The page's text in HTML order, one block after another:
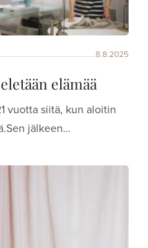
8.8.2025
elämää
vuotta siitä, kun aloitin
jälkeen…